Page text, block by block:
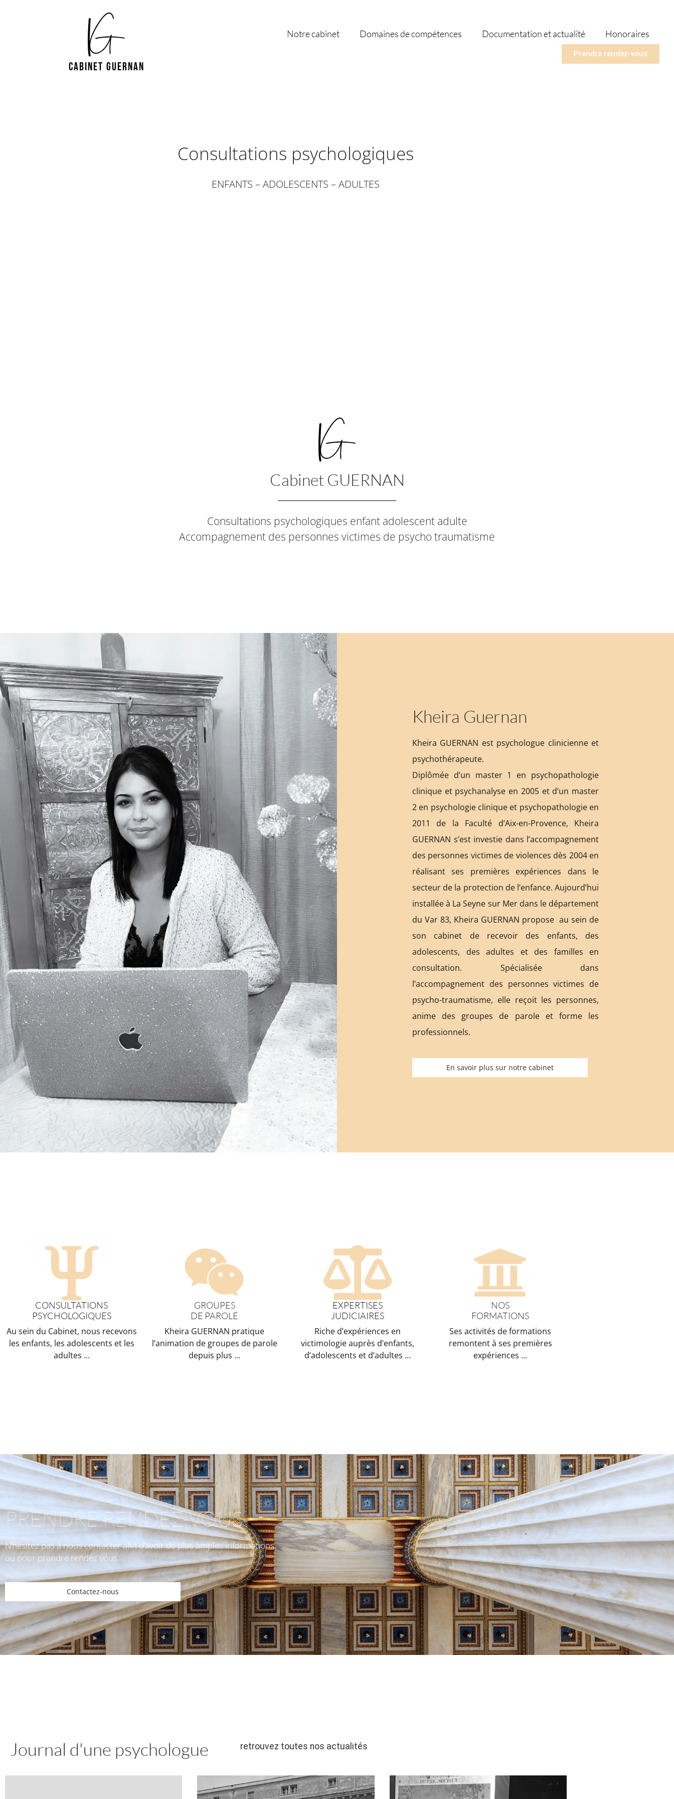
CABINET GUERNAN
Notre cabinet Domaines de compétences Documentation et actualité Honoraires
Prendre rendez-vous
Consultations psychologiques
ENFANTS – ADOLESCENTS – ADULTES
Cabinet GUERNAN
Consultations psychologiques enfant adolescent adulte
Accompagnement des personnes victimes de psycho traumatisme
Kheira Guernan
Kheira GUERNAN est psychologue clinicienne et
psychothérapeute.
Diplômée d’un master 1 en psychopathologie
clinique et psychanalyse en 2005 et d’un master
2 en psychologie clinique et psychopathologie en
2011 de la Faculté d’Aix-en-Provence, Kheira
GUERNAN s’est investie dans l’accompagnement
des personnes victimes de violences dès 2004 en
réalisant ses premières expériences dans le
secteur de la protection de l’enfance. Aujourd’hui
installée à La Seyne sur Mer dans le département
du Var 83, Kheira GUERNAN propose au sein de
son cabinet de recevoir des enfants, des
adolescents, des adultes et des familles en
consultation. Spécialisée dans
l’accompagnement des personnes victimes de
psycho-traumatisme, elle reçoit les personnes,
anime des groupes de parole et forme les
professionnels.
En savoir plus sur notre cabinet
CONSULTATIONS
PSYCHOLOGIQUES
Au sein du Cabinet, nous recevons
les enfants, les adolescents et les
adultes ...
GROUPES
DE PAROLE
Kheira GUERNAN pratique
l’animation de groupes de parole
depuis plus ...
EXPERTISES
JUDICIAIRES
Riche d’expériences en
victimologie auprès d’enfants,
d’adolescents et d’adultes ...
NOS
FORMATIONS
Ses activités de formations
remontent à ses premières
expériences ...
PRENDRE RENDEZ-VOUS
N’hésitez pas à nous contacter afin d’avoir de plus amples informations
ou pour prendre rendez vous.
Contactez-nous
Journal d'une psychologue retrouvez toutes nos actualités